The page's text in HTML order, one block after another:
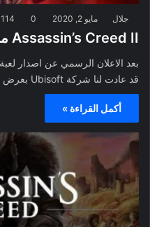
جلال مايو 2, 2020 0
114
Assassin’s Creed II مجانا على منصة Uplay
قد عادت لنا شركة Ubisoft بعرض مغري على موقعها…
أكمل القراءة »